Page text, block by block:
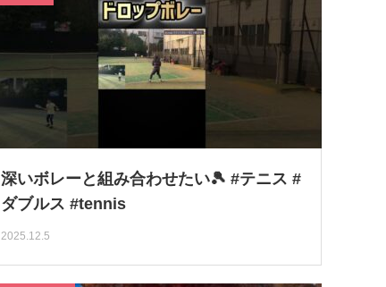
深いボレーと組み合わせたい🎾 #テニス #
ダブルス #tennis
2025.12.5